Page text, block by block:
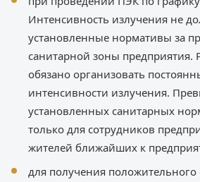
Интенсивность излучения не
установленные нормативы за
санитарной зоны предприятия.
обязано организовать
интенсивности излучения.
установленных санитарных
только для сотрудников
жителей ближайших к
для получения положительного